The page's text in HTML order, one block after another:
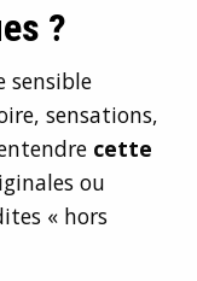
?
sensible
sensations,
cette
ou
« hors